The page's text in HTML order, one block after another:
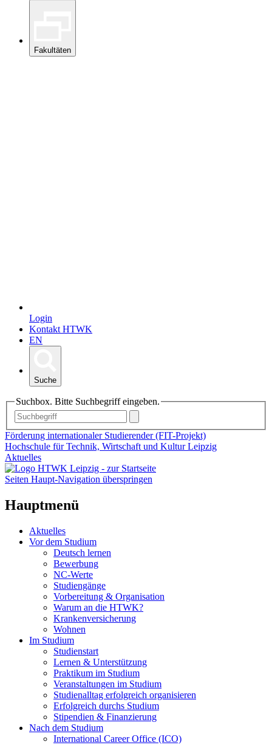
Fakultäten
Login
Kontakt HTWK
EN
Suche
Suchbox. Bitte Suchbegriff eingeben.
Förderung internationaler Studierender (FIT-Projekt)
Hochschule für Technik, Wirtschaft und Kultur Leipzig
Aktuelles
Seiten Haupt-Navigation überspringen
Hauptmenü
Aktuelles
Vor dem Studium
Deutsch lernen
Bewerbung
NC-Werte
Studiengänge
Vorbereitung & Organisation
Warum an die HTWK?
Krankenversicherung
Wohnen
Im Studium
Studienstart
Lernen & Unterstützung
Praktikum im Studium
Veranstaltungen im Studium
Studienalltag erfolgreich organisieren
Erfolgreich durchs Studium
Stipendien & Finanzierung
Nach dem Studium
International Career Office (ICO)